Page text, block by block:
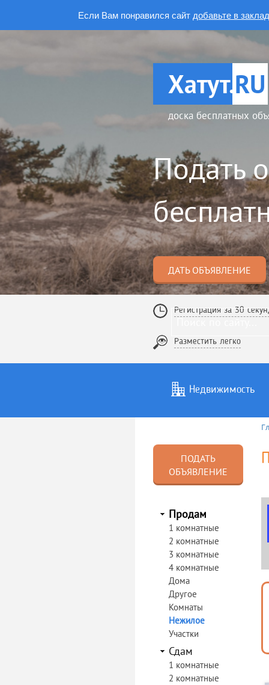
Если Вам понравился сайт добавьте в
Хатут.RU
доска бесплатных
Подать
ДАТЬ ОБЪЯВЛЕНИЕ
Регистрация за 30
Разместить легко
Недвижимость
Услуги
ПОДАТЬ
ОБЪЯВЛЕНИЕ
Продам
1 комнатные
2 комнатные
3 комнатные
4 комнатные
Дома
Другое
Комнаты
Нежилое
Участки
Сдам
1 комнатные
2 комнатные